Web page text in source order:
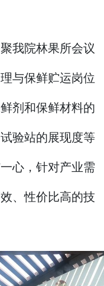
我院林果所会议
与保鲜贮运岗位
剂和保鲜材料的
验站的展现度等
心，针对产业需
、性价比高的技